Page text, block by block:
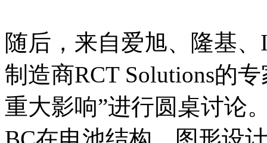
随后，来自爱旭、隆基
制造商RCT Solutions的
重大影响”进行圆桌讨论